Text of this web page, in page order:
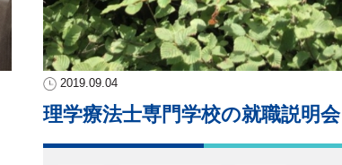
2019.09.04
理学療法士専門学校の就職説明会